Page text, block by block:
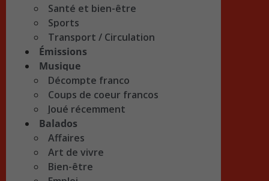
Santé et bien-être
Sports
Transport / Circulation
Émissions
Musique
Décompte franco
Coups de coeur francos
Joué récemment
Balados
Affaires
Art de vivre
Bien-être